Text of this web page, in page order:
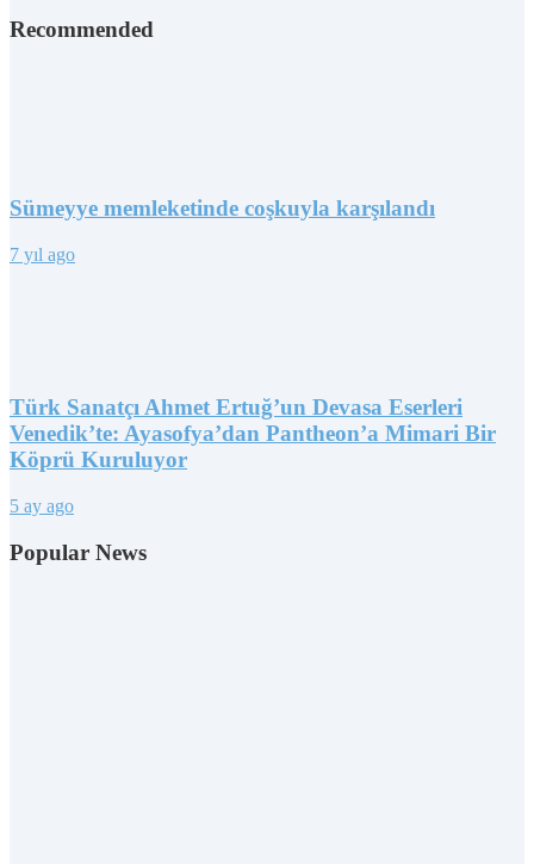
Recommended
Sümeyye memleketinde coşkuyla karşılandı
7 yıl ago
Türk Sanatçı Ahmet Ertuğ’un Devasa Eserleri
Venedik’te: Ayasofya’dan Pantheon’a Mimari Bir
Köprü Kuruluyor
5 ay ago
Popular News